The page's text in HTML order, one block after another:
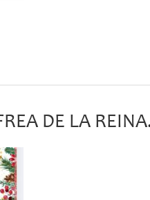
DE LA